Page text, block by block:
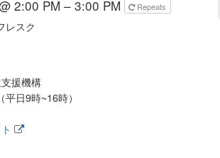
2:00 PM – 3:00 PM Repeats
レスク
援機構
日9時~16時）
ト